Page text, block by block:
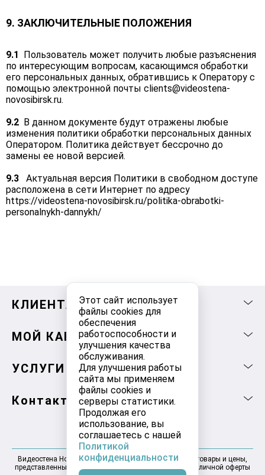
Этот сайт использует
файлы cookies для
обеспечения
работоспособности и
улучшения качества
обслуживания.
Для улучшения работы
сайта мы применяем
файлы cookies и
серверы статистики.
Продолжая его
использование, вы
соглашаетесь с нашей
Политикой
конфиденциальности
9. ЗАКЛЮЧИТЕЛЬНЫЕ ПОЛОЖЕНИЯ
9.1 Пользователь может получить любые разъяснения
по интересующим вопросам, касающимся обработки
его персональных данных, обратившись к Оператору с
помощью электронной почты clients@videostena-
novosibirsk.ru.
9.2 В данном документе будут отражены любые
изменения политики обработки персональных данных
Оператором. Политика действует бессрочно до
замены ее новой версией.
9.3 Актуальная версия Политики в свободном доступе
расположена в сети Интернет по адресу
https://videostena-novosibirsk.ru/politika-obrabotki-
personalnykh-dannykh/
КЛИЕНТАМ
МОЙ КАБИНЕТ
УСЛУГИ
Контакты
Видеостена Новосибирск 2025-2026 © Информация, товары и цены,
представленные на сайте, не являются договором публичной оферты